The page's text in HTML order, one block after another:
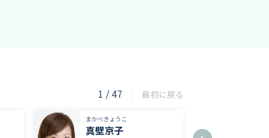
1 /47 最初に戻る
まかべきょうこ
真壁京子